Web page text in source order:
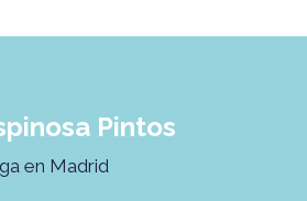
Pintos
en Madrid